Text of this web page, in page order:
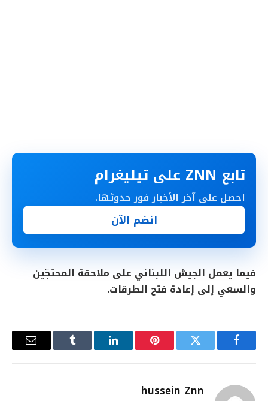
تابع ZNN على تيليغرام
احصل على آخر الأخبار فور حدوثها.
انضم الآن
فيما يعمل الجيش اللبناني على ملاحقة المحتجّين
والسعي إلى إعادة فتح الطرقات.
فيسبوك تويتر بينتيريستلينكدإن Tumblr
البريد
hussein Znn